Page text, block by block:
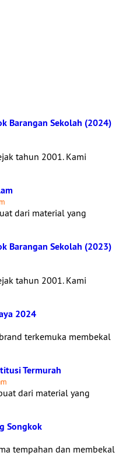
Barangan Sekolah (2024)
tahun 2001. Kami
dari material yang
Barangan Sekolah (2023)
tahun 2001. Kami
2024
terkemuka membekal
Termurah
dari material yang
Songkok
tempahan dan membekal